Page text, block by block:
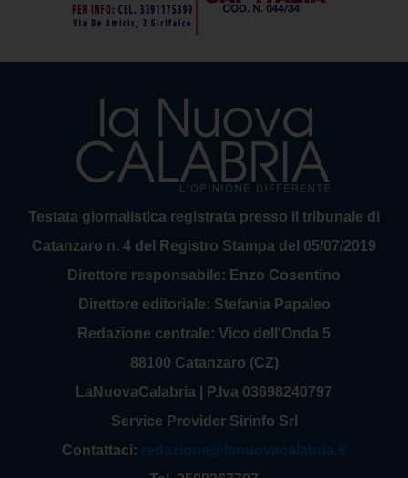
Testata giornalistica registrata presso il tribunale di
Catanzaro n. 4 del Registro Stampa del 05/07/2019
Direttore responsabile: Enzo Cosentino
Direttore editoriale: Stefania Papaleo
Redazione centrale: Vico dell'Onda 5
88100 Catanzaro (CZ)
LaNuovaCalabria | P.Iva 03698240797
Service Provider Sirinfo Srl
Contattaci: redazione@lanuovacalabria.it